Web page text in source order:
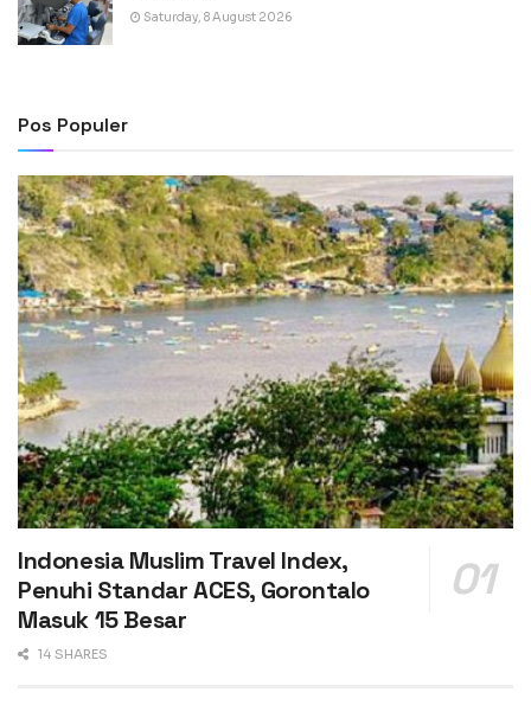
Saturday, 8 August 2026
Pos Populer
Indonesia Muslim Travel Index,
Penuhi Standar ACES, Gorontalo
Masuk 15 Besar
14 SHARES